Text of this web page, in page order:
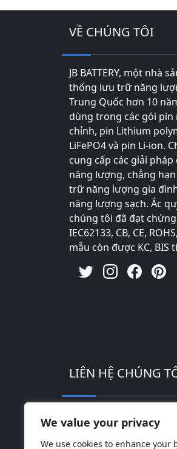
We value your privacy
We use cookies to enhance your
VỀ CHÚNG TÔI
JB BATTERY, một nhà
thống lưu trữ năng
Trung Quốc hơn 10
dùng trong các gói pin
chỉnh, pin Lithium
LiFePO4 và pin Li-ion.
cung cấp các giải
năng lượng, chẳng
trữ năng lượng gia
năng lượng sạch. Ắc
chúng tôi đã đạt chứng
IEC62133, CB, CE,
mẫu còn được KC, BIS
LIÊN HỆ CHÚNG
Địa chỉ: Khu công
Điện thoại: 0086-